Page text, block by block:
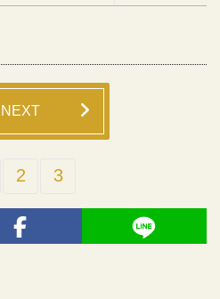
NEXT
2 3